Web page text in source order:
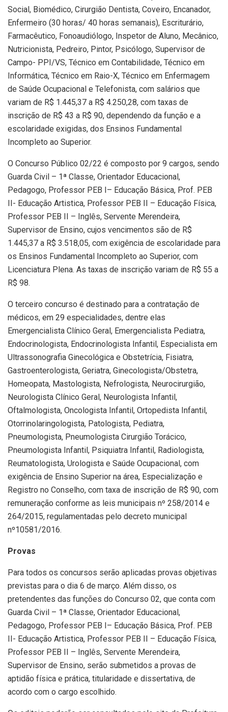
Social, Biomédico, Cirurgião Dentista, Coveiro, Encanador,
Enfermeiro (30 horas/ 40 horas semanais), Escriturário,
Farmacêutico, Fonoaudiólogo, Inspetor de Aluno, Mecânico,
Nutricionista, Pedreiro, Pintor, Psicólogo, Supervisor de
Campo- PPI/VS, Técnico em Contabilidade, Técnico em
Informática, Técnico em Raio-X, Técnico em Enfermagem
de Saúde Ocupacional e Telefonista, com salários que
variam de R$ 1.445,37 a R$ 4.250,28, com taxas de
inscrição de R$ 43 a R$ 90, dependendo da função e a
escolaridade exigidas, dos Ensinos Fundamental
Incompleto ao Superior.
O Concurso Público 02/22 é composto por 9 cargos, sendo
Guarda Civil – 1ª Classe, Orientador Educacional,
Pedagogo, Professor PEB I– Educação Básica, Prof. PEB
II- Educação Artistica, Professor PEB II – Educação Física,
Professor PEB II – Inglês, Servente Merendeira,
Supervisor de Ensino, cujos vencimentos são de R$
1.445,37 a R$ 3.518,05, com exigência de escolaridade para
os Ensinos Fundamental Incompleto ao Superior, com
Licenciatura Plena. As taxas de inscrição variam de R$ 55 a
R$ 98.
O terceiro concurso é destinado para a contratação de
médicos, em 29 especialidades, dentre elas
Emergencialista Clínico Geral, Emergencialista Pediatra,
Endocrinologista, Endocrinologista Infantil, Especialista em
Ultrassonografia Ginecológica e Obstetrícia, Fisiatra,
Gastroenterologista, Geriatra, Ginecologista/Obstetra,
Homeopata, Mastologista, Nefrologista, Neurocirurgião,
Neurologista Clínico Geral, Neurologista Infantil,
Oftalmologista, Oncologista Infantil, Ortopedista Infantil,
Otorrinolaringologista, Patologista, Pediatra,
Pneumologista, Pneumologista Cirurgião Torácico,
Pneumologista Infantil, Psiquiatra Infantil, Radiologista,
Reumatologista, Urologista e Saúde Ocupacional, com
exigência de Ensino Superior na área, Especialização e
Registro no Conselho, com taxa de inscrição de R$ 90, com
remuneração conforme as leis municipais nº 258/2014 e
264/2015, regulamentadas pelo decreto municipal
nº10581/2016.
Provas
Para todos os concursos serão aplicadas provas objetivas
previstas para o dia 6 de março. Além disso, os
pretendentes das funções do Concurso 02, que conta com
Guarda Civil – 1ª Classe, Orientador Educacional,
Pedagogo, Professor PEB I– Educação Básica, Prof. PEB
II- Educação Artistica, Professor PEB II – Educação Física,
Professor PEB II – Inglês, Servente Merendeira,
Supervisor de Ensino, serão submetidos a provas de
aptidão física e prática, titularidade e dissertativa, de
acordo com o cargo escolhido.